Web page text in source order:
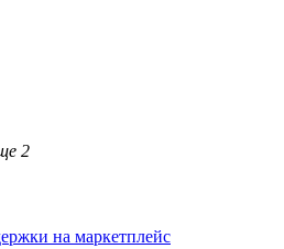
2
на маркетплейс